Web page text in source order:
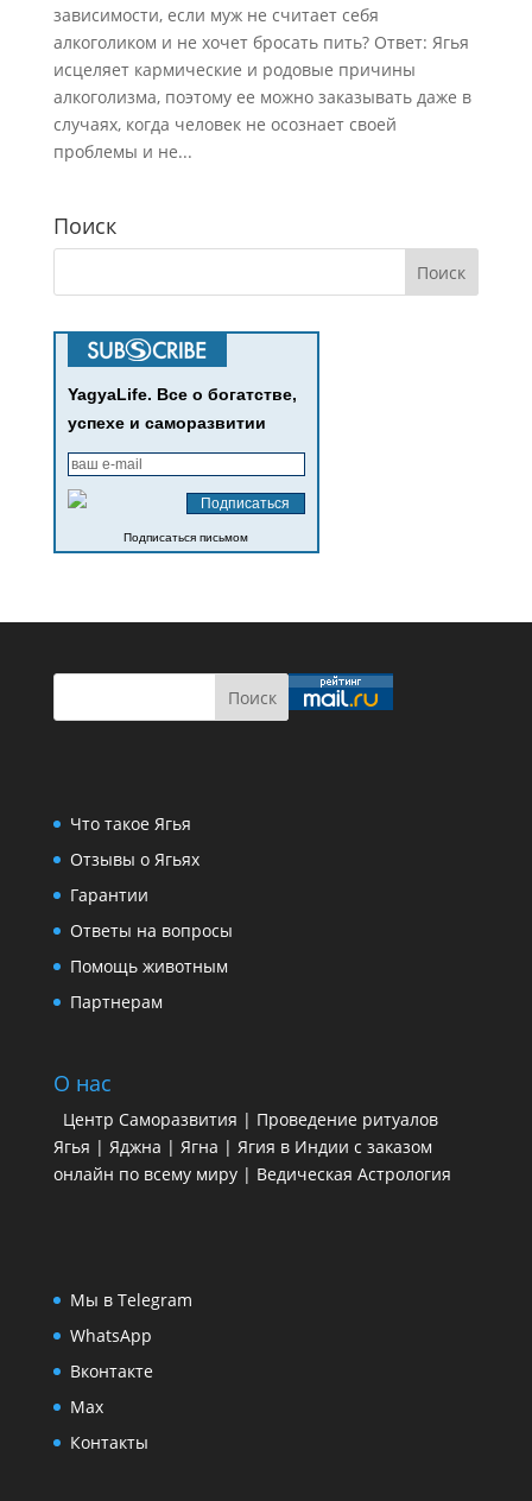
зависимости, если муж не считает себя
алкоголиком и не хочет бросать пить? Ответ: Ягья
исцеляет кармические и родовые причины
алкоголизма, поэтому ее можно заказывать даже в
случаях, когда человек не осознает своей
проблемы и не...
Поиск
YagyaLife. Все о богатстве,
успехе и саморазвитии
Подписаться письмом
Что такое Ягья
Отзывы о Ягьях
Гарантии
Ответы на вопросы
Помощь животным
Партнерам
О нас
Центр Саморазвития | Проведение ритуалов
Ягья | Яджна | Ягна | Ягия в Индии с заказом
онлайн по всему миру | Ведическая Астрология
Мы в Telegram
WhatsApp
Вконтакте
Max
Контакты